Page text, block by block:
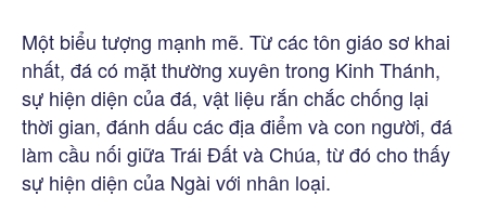
Một biểu tượng mạnh mẽ. Từ các tôn giáo sơ khai
nhất, đá có mặt thường xuyên trong Kinh Thánh,
sự hiện diện của đá, vật liệu rắn chắc chống lại
thời gian, đánh dấu các địa điểm và con người, đá
làm cầu nối giữa Trái Đất và Chúa, từ đó cho thấy
sự hiện diện của Ngài với nhân loại.